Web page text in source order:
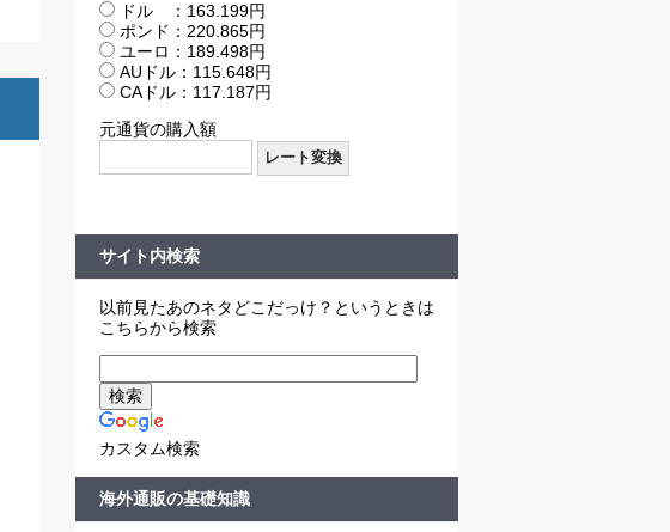
ドル ：163.199円
ポンド：220.865円
ユーロ：189.498円
AUドル：115.648円
CAドル：117.187円
元通貨の購入額
サイト内検索
以前見たあのネタどこだっけ？というときは
こちらから検索
カスタム検索
海外通販の基礎知識